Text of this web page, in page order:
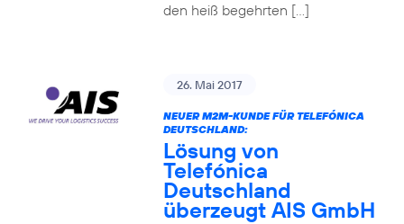
den heiß begehrten […]
26. Mai 2017
NEUER M2M-KUNDE FÜR TELEFÓNICA
DEUTSCHLAND:
Lösung von
Telefónica
Deutschland
überzeugt AIS GmbH